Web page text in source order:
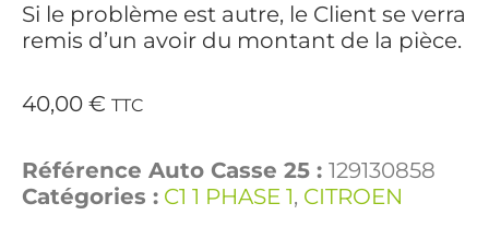
Si le problème est autre, le Client se verra
remis d’un avoir du montant de la pièce.
40,00 € TTC
Référence Auto Casse 25 : 129130858
Catégories : C1 1 PHASE 1, CITROEN